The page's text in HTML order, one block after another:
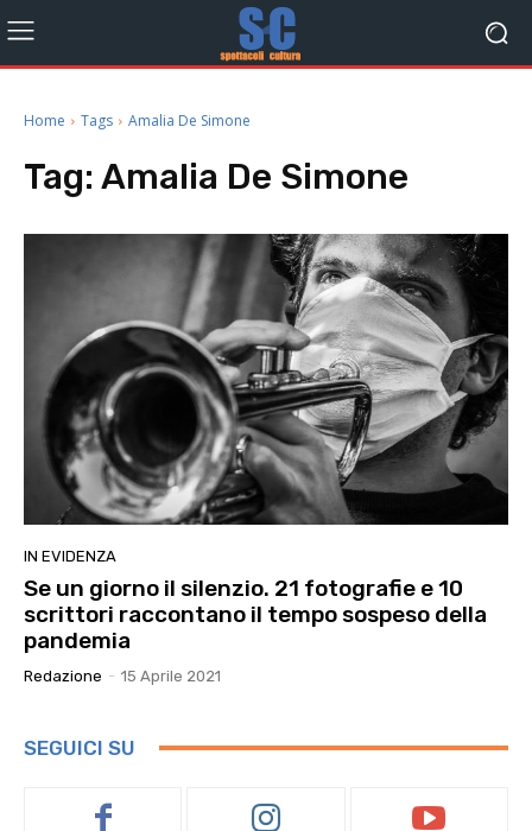
Home Tags Amalia De Simone
Tag: Amalia De Simone
IN EVIDENZA
Se un giorno il silenzio. 21 fotografie e 10
scrittori raccontano il tempo sospeso della
pandemia
Redazione - 15 Aprile 2021
SEGUICI SU